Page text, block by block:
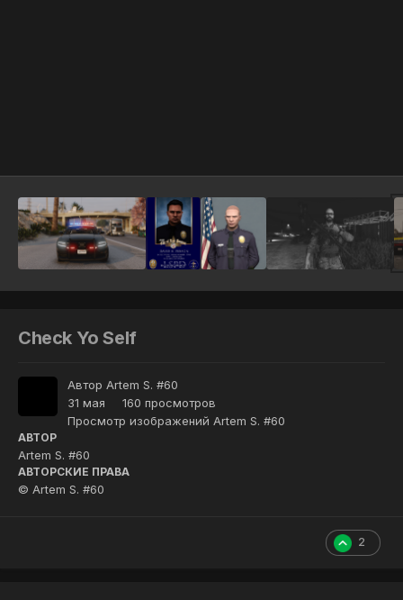
Check Yo Self
Автор Artem S. #60
31 мая
160 просмотров
Просмотр изображений Artem S. #60
АВТОР
Artem S. #60
АВТОРСКИЕ ПРАВА
© Artem S. #60
2